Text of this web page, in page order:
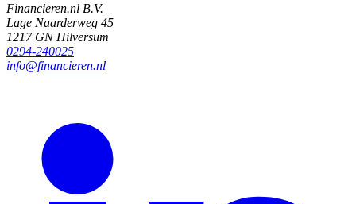
Financieren.nl B.V.
Lage Naarderweg 45
1217 GN Hilversum
0294-240025
info@financieren.nl